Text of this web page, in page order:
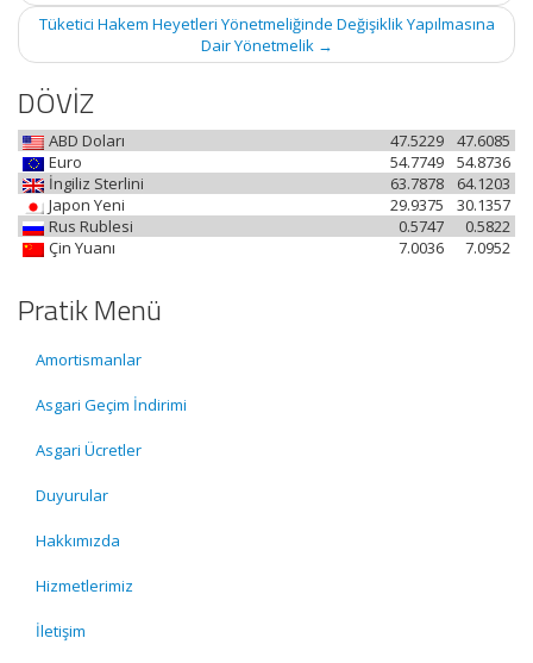
Tüketici Hakem Heyetleri Yönetmeliğinde Değişiklik Yapılmasına
Dair Yönetmelik →
DÖVİZ
ABD Doları 47.6085
47.5229
Euro
54.8736
54.7749
İngiliz Sterlini
64.1203
63.7878
Japon Yeni
30.1357
29.9375
Rus Rublesi
0.5822
0.5747
Çin Yuanı
7.0952
7.0036
Pratik Menü
Amortismanlar
Asgari Geçim İndirimi
Asgari Ücretler
Duyurular
Hakkımızda
Hizmetlerimiz
İletişim